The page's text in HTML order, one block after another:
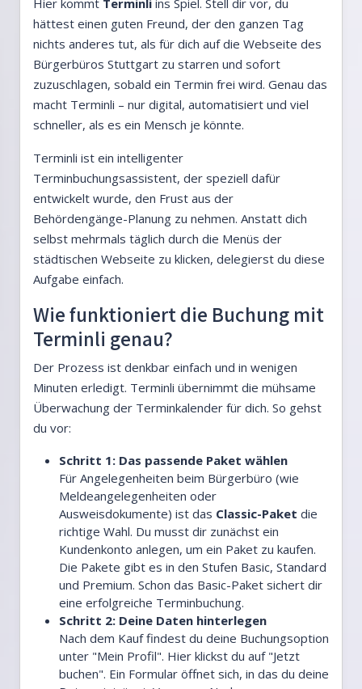
Hier kommt Terminli ins Spiel. Stell dir vor, du
hättest einen guten Freund, der den ganzen Tag
nichts anderes tut, als für dich auf die Webseite des
Bürgerbüros Stuttgart zu starren und sofort
zuzuschlagen, sobald ein Termin frei wird. Genau das
macht Terminli – nur digital, automatisiert und viel
schneller, als es ein Mensch je könnte.
Terminli ist ein intelligenter
Terminbuchungsassistent, der speziell dafür
entwickelt wurde, den Frust aus der
Behördengänge-Planung zu nehmen. Anstatt dich
selbst mehrmals täglich durch die Menüs der
städtischen Webseite zu klicken, delegierst du diese
Aufgabe einfach.
Wie funktioniert die Buchung mit
Terminli genau?
Der Prozess ist denkbar einfach und in wenigen
Minuten erledigt. Terminli übernimmt die mühsame
Überwachung der Terminkalender für dich. So gehst
du vor:
Schritt 1: Das passende Paket wählen
Für Angelegenheiten beim Bürgerbüro (wie
Meldeangelegenheiten oder
Ausweisdokumente) ist das Classic-Paket die
richtige Wahl. Du musst dir zunächst ein
Kundenkonto anlegen, um ein Paket zu kaufen.
Die Pakete gibt es in den Stufen Basic, Standard
und Premium. Schon das Basic-Paket sichert dir
eine erfolgreiche Terminbuchung.
Schritt 2: Deine Daten hinterlegen
Nach dem Kauf findest du deine Buchungsoption
unter "Mein Profil". Hier klickst du auf "Jetzt
buchen". Ein Formular öffnet sich, in das du deine